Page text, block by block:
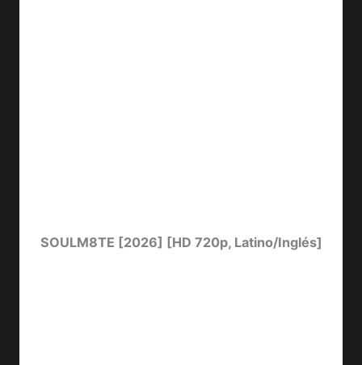
SOULM8TE [2026] [HD 720p, Latino/Inglés]